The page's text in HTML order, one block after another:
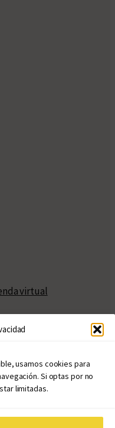
usamos cookies para
Si optas por no
limitadas.
virtual